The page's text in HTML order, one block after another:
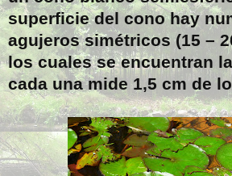
superficie del cono hay
agujeros simétricos (15 –
los cuales se encuentran
cada una mide 1,5 cm de